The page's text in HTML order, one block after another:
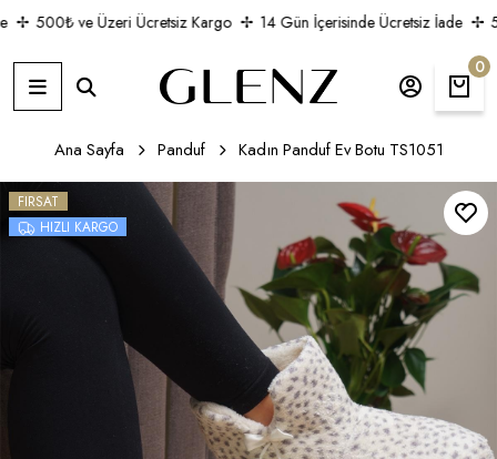
500₺ ve Üzeri Ücretsiz Kargo 14 Gün İçerisinde Ücretsiz İade
0
Ana Sayfa Panduf Kadın Panduf Ev Botu TS1051
FIRSAT
HIZLI KARGO